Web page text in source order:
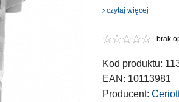
czytaj więcej
brak
Kod produktu:
EAN: 10113981
Producent: